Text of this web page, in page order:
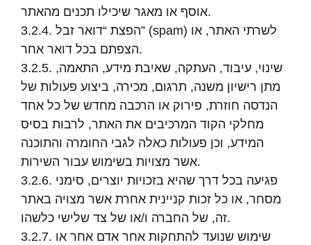
אוסף או מאגר שיכילו תכנים מהאתר.
3.2.4. הפצת “דואר זבל” (spam) לשרתי האתר, או
הצפתם בכל דואר אחר.
3.2.5. שינוי, עיבוד, העתקה, שאיבת מידע, התאמה,
מתן רישיון משנה, תרגום, מכירה, ביצוע פעולות של
הנדסה חוזרת, פירוק או הרכבה מחדש של כל אחד
מחלקי הקוד המרכיבים את האתר, לרבות בסיס
המידע, וכן פעולות כאלה לגבי החומרה והתוכנה
אשר מצויות בשימוש עבור השירות.
3.2.6. פגיעה בכל דרך שהיא בזכויות יוצרים, סימני
מסחר, או כל זכות קניינית אחרת אשר מצויה באתר
זה, של החברה ו/או של צד שלישי כלשהו.
3.2.7. שימוש שנועד להתחקות אחר אדם אחר או